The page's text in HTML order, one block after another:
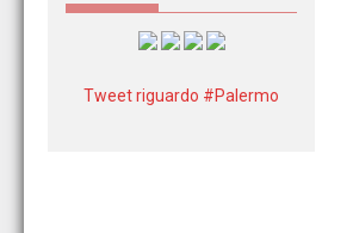
Tweet riguardo #Palermo